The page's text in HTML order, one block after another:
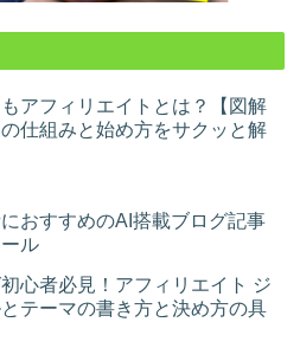
アフィリエイトとは？【図解
仕組みと始め方をサクッと解
おすすめのAI搭載ブログ記事
ル
心者必見！アフィリエイト ジ
テーマの書き方と決め方の具